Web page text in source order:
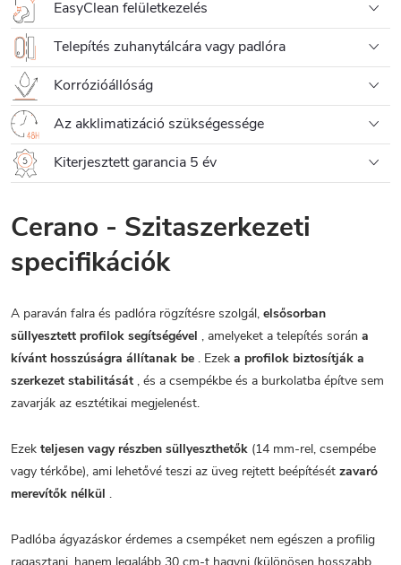
EasyClean felületkezelés
Telepítés zuhanytálcára vagy padlóra
Korrózióállóság
Az akklimatizáció szükségessége
Kiterjesztett garancia 5 év
Cerano - Szitaszerkezeti
specifikációk
A paraván falra és padlóra rögzítésre szolgál, elsősorban
süllyesztett profilok segítségével , amelyeket a telepítés során a
kívánt hosszúságra állítanak be . Ezek a profilok biztosítják a
szerkezet stabilitását , és a csempékbe és a burkolatba építve sem
zavarják az esztétikai megjelenést.
Ezek teljesen vagy részben süllyeszthetők (14 mm-rel, csempébe
vagy térkőbe), ami lehetővé teszi az üveg rejtett beépítését zavaró
merevítők nélkül .
Padlóba ágyazáskor érdemes a csempéket nem egészen a profilig
ragasztani, hanem legalább 30 cm-t hagyni (különösen hosszabb